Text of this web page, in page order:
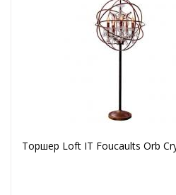
Торшер Loft IT Foucaults Orb